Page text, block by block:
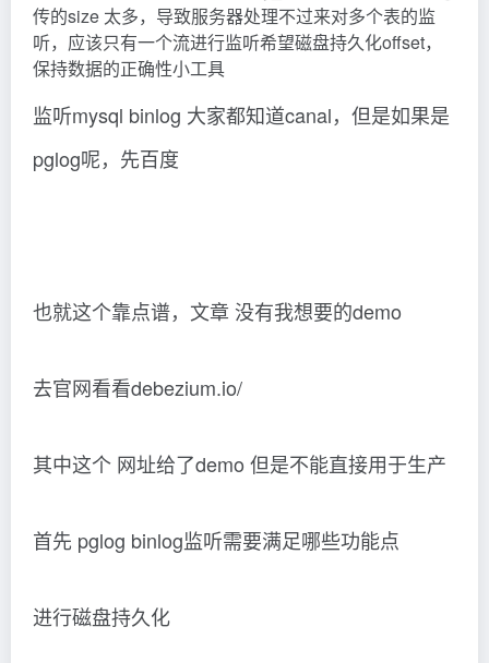
传的size 太多，导致服务器处理不过来对多个表的监
听，应该只有一个流进行监听希望磁盘持久化offset，
保持数据的正确性小工具
监听mysql binlog 大家都知道canal，但是如果是
pglog呢，先百度
也就这个靠点谱，文章 没有我想要的demo
去官网看看debezium.io/
其中这个 网址给了demo 但是不能直接用于生产
首先 pglog binlog监听需要满足哪些功能点
进行磁盘持久化